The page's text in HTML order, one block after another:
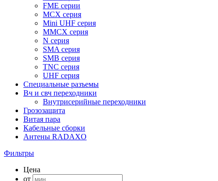
FME серии
MCX серия
Mini UHF серия
MMCX серия
N серия
SMA серия
SMB серия
TNC серия
UHF серия
Специальные разъемы
Вч и свч переходники
Внутрисерийные переходники
Грозозащита
Витая пара
Кабельные сборки
Антены RADAXO
Фильтры
Цена
от